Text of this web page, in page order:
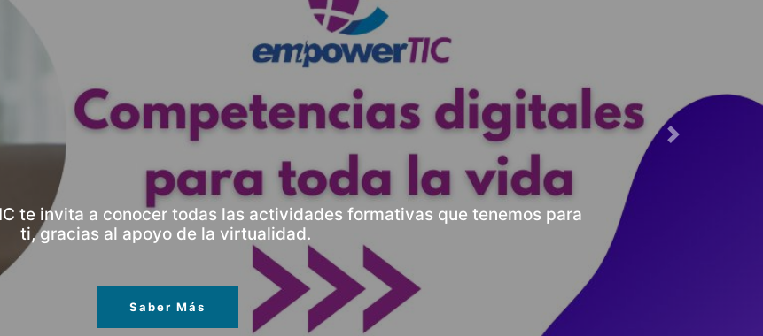
Nuestro enfoque se basa en establecer alianzas estratégicas y trabajo en red con
organizaciones para formar el talento humano en Venezuela y el resto de Latinoamérica.
conocimientos
Next